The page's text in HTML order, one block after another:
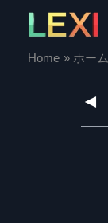
contentHome ホーム
◄